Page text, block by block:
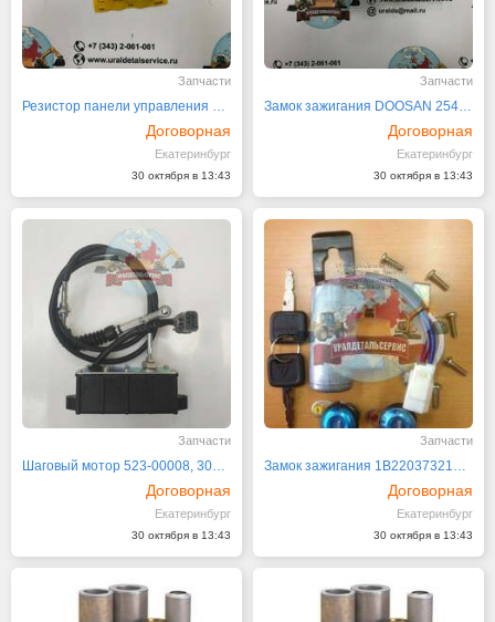
Запчасти
Резистор панели управления 141-6258
Договорная
Екатеринбург
30 октября в 13:43
Запчасти
Замок зажигания DOOSAN 2549-1152
Договорная
Екатеринбург
30 октября в 13:43
Запчасти
Шаговый мотор 523-00008, 300513-00008 Doosan
Договорная
Екатеринбург
30 октября в 13:43
Запчасти
Замок зажигания 1B22037321006
Договорная
Екатеринбург
30 октября в 13:43